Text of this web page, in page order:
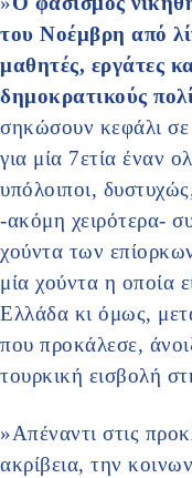
του Νοέμβρη από
μαθητές, εργάτες
δημοκρατικούς
σηκώσουν κεφάλι
για μία 7ετία έναν
υπόλοιποι,
-ακόμη χειρότερα-
χούντα των
μία χούντα η οποία
Ελλάδα κι όμως,
που προκάλεσε,
τουρκική εισβολή
»Απέναντι στις
ακρίβεια, την